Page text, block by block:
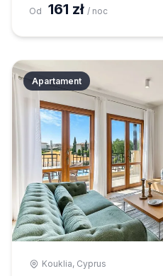
Od 161 zł / noc
Apartament
Kouklia, Cyprus